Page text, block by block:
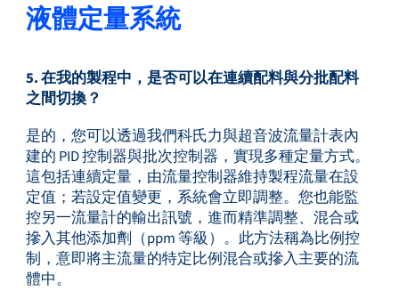
液體定量系統
5. 在我的製程中，是否可以在連續配料與分批配料
之間切換？
是的，您可以透過我們科氏力與超音波流量計表內
建的 PID 控制器與批次控制器，實現多種定量方式。
這包括連續定量，由流量控制器維持製程流量在設
定值；若設定值變更，系統會立即調整。您也能監
控另一流量計的輸出訊號，進而精準調整、混合或
摻入其他添加劑（ppm 等級）。此方法稱為比例控
制，意即將主流量的特定比例混合或摻入主要的流
體中。